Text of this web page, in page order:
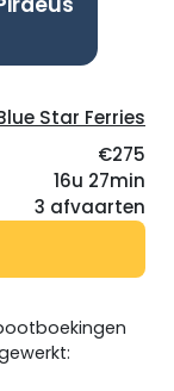
Star Ferries
€275
16u 27min
3 afvaarten